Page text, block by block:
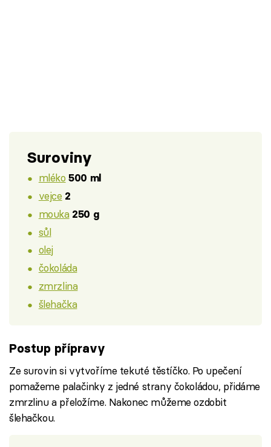
Suroviny
mléko 500 ml
vejce 2
mouka 250 g
sůl
olej
čokoláda
zmrzlina
šlehačka
Postup přípravy
Ze surovin si vytvoříme tekuté těstíčko. Po upečení
pomažeme palačinky z jedné strany čokoládou, přidáme
zmrzlinu a přeložíme. Nakonec můžeme ozdobit
šlehačkou.